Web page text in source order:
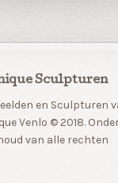
Sculpturen
en Sculpturen
Venlo © 2018.
van alle rechten